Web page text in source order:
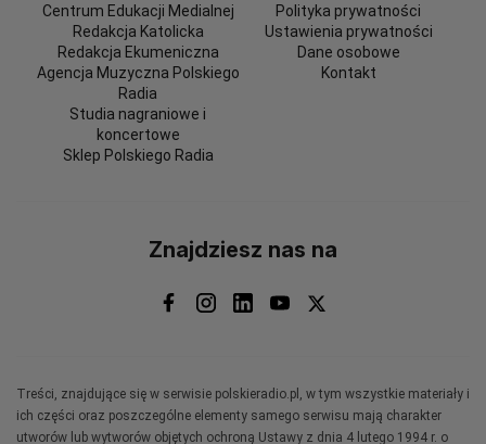
Centrum Edukacji Medialnej
Redakcja Katolicka
Redakcja Ekumeniczna
Agencja Muzyczna Polskiego
Radia
Studia nagraniowe i
koncertowe
Sklep Polskiego Radia
Polityka prywatności
Ustawienia prywatności
Dane osobowe
Kontakt
Znajdziesz nas na
Treści, znajdujące się w serwisie polskieradio.pl, w tym wszystkie materiały i
ich części oraz poszczególne elementy samego serwisu mają charakter
utworów lub wytworów objętych ochroną Ustawy z dnia 4 lutego 1994 r. o